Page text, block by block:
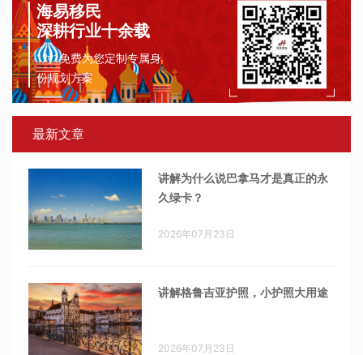
海易移民
深耕行业十余载
1对1免费为您定制专属身
份规划方案
最新文章
讲解为什么说巴拿马才是真正的永
久绿卡？
2026年07月23日
讲解格鲁吉亚护照，小护照大用途
2026年07月23日